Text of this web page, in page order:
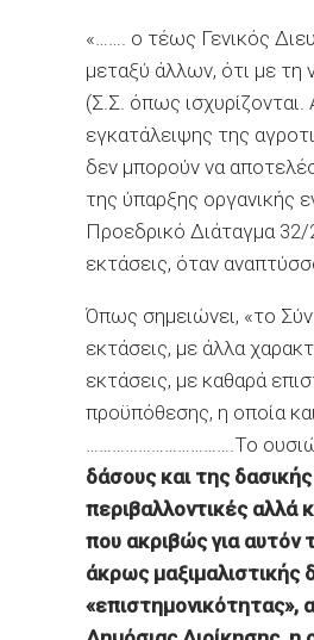
«……. ο τέως Γενικός
μεταξύ άλλων, ότι με τη
(Σ.Σ. όπως
εγκατάλειψης της
δεν μπορούν να
της ύπαρξης οργανικής
Προεδρικό Διάταγμα 32/
εκτάσεις, όταν
Όπως σημειώνει, «το
εκτάσεις, με άλλα
εκτάσεις, με καθαρά
προϋπόθεσης, η οποία
…………………………….Το
δάσους και της
περιβαλλοντικές αλλά
που ακριβώς για αυτόν
άκρως μαξιμαλιστικής
«επιστημονικότητας»,